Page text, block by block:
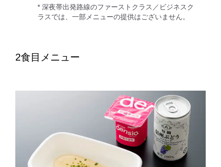
* 深夜帯出発路線のファーストクラス／ビジネスク
ラスでは、一部メニューの提供はございません。
2食目メニュー